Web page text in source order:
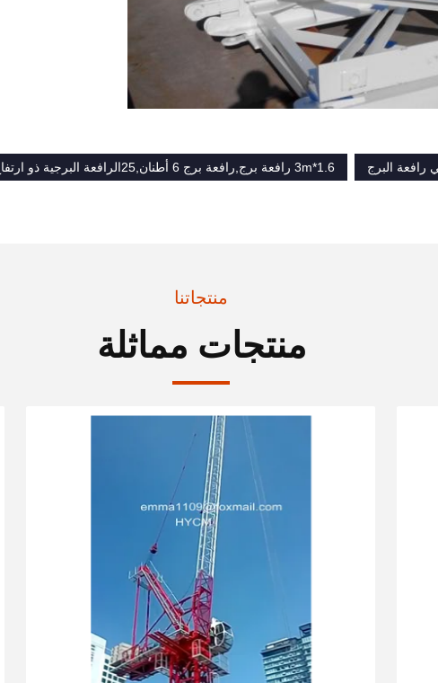
1.6*3m رافعة برج,رافعة برج 6 أطنان,25الرافعة البرجية ذو ارتفاع العمود.5m
منتجاتنا
منتجات مماثلة